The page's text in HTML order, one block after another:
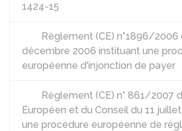
1424-15
Règlement (CE) n°1896/2006
décembre 2006 instituant une
européenne d'injonction de payer
Règlement (CE) n° 861/2007
Européen et du Conseil du 11
une procédure européenne de